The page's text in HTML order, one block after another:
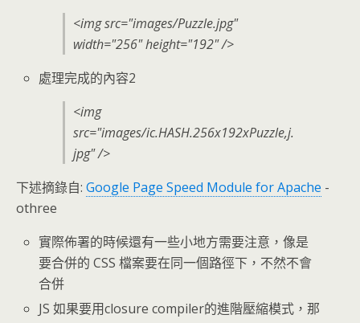
<img src="images/Puzzle.jpg"
width="256" height="192" />
處理完成的內容2
<img
src="images/ic.HASH.256x192xPuzzle,j.
jpg" />
下述摘錄自: Google Page Speed Module for Apache -
othree
實際佈署的時候還有一些小地方需要注意，像是
要合併的 CSS 檔案要在同一個路徑下，不然不會
合併
JS 如果要用closure compiler的進階壓縮模式，那